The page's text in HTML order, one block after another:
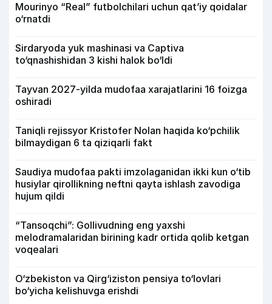
Mourinyo “Real” futbolchilari uchun qat’iy qoidalar
o‘rnatdi
Sirdaryoda yuk mashinasi va Captiva
to‘qnashishidan 3 kishi halok bo‘ldi
Tayvan 2027-yilda mudofaa xarajatlarini 16 foizga
oshiradi
Taniqli rejissyor Kristofer Nolan haqida ko‘pchilik
bilmaydigan 6 ta qiziqarli fakt
Saudiya mudofaa pakti imzolaganidan ikki kun o‘tib
husiylar qirollikning neftni qayta ishlash zavodiga
hujum qildi
“Tansoqchi”: Gollivudning eng yaxshi
melodramalaridan birining kadr ortida qolib ketgan
voqealari
O‘zbekiston va Qirg‘iziston pensiya to‘lovlari
bo‘yicha kelishuvga erishdi